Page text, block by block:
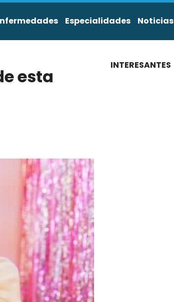
Especialidades Noticias
esta
INTERESANTES